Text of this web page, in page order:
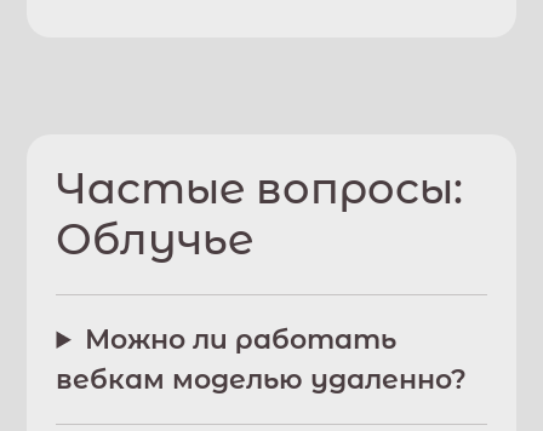
Частые вопросы:
Облучье
Можно ли работать
вебкам моделью удаленно?